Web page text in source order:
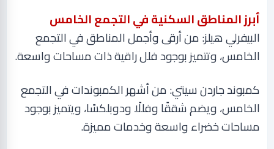
أبرز المناطق السكنية في التجمع الخامس
البيفرلي هيلز: من أرقى وأجمل المناطق في التجمع
الخامس، وتتميز بوجود فلل راقية ذات مساحات واسعة.
كمبوند جاردن سيتي: من أشهر الكمبوندات في التجمع
الخامس، ويضم شققًا وفللًا ودوبلكسًا، ويتميز بوجود
مساحات خضراء واسعة وخدمات مميزة.